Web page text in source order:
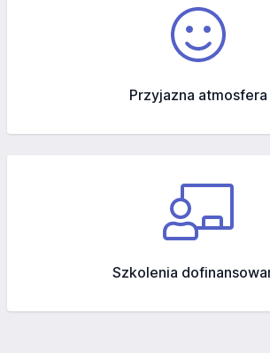
Przyjazna atmosfera
Szkolenia